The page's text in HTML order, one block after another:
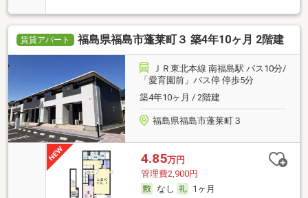
賃貸アパート 福島県福島市蓬莱町３ 築4年10ヶ月 2階建
ＪＲ東北本線 南福島駅 バス10分/
「愛育園前」バス停 停歩5分
築4年10ヶ月 / 2階建
福島県福島市蓬莱町３
4.85万円
管理費2,900円
なし
1ヶ月